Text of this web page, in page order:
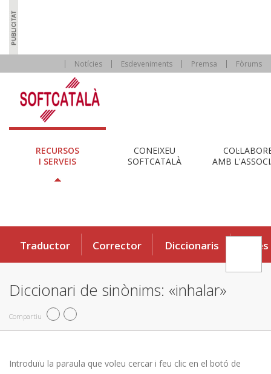
Notícies Esdeveniments Premsa Fòrums
RECURSOS
I SERVEIS
CONEIXEU
SOFTCATALÀ
AMB
Traductor Corrector Diccionaris Eines
Diccionari de sinònims: «inhalar»
Compartiu
Introduïu la paraula que voleu cercar i feu clic en el botó de